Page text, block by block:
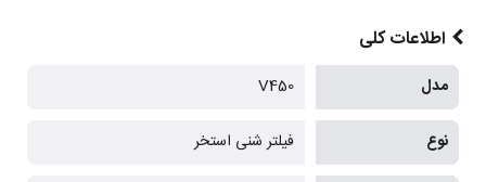
اطلاعات کلی
مدل V450
نوع فیلتر شنی استخر